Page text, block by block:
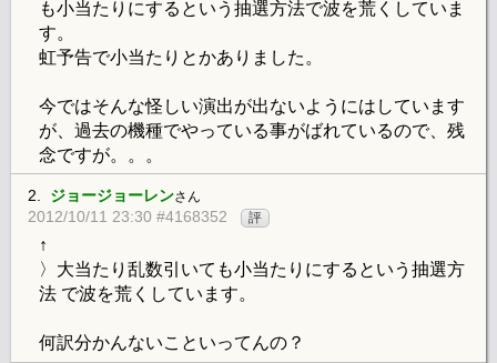
も小当たりにするという抽選方法で波を荒くしていま
す。
虹予告で小当たりとかありました。
今ではそんな怪しい演出が出ないようにはしています
が、過去の機種でやっている事がばれているので、残
念ですが。。。
2. ジョージョーレンさん
2012/10/11 23:30 #4168352 評
↑
〉大当たり乱数引いても小当たりにするという抽選方
法 で波を荒くしています。
何訳分かんないこといってんの？